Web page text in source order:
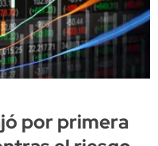
por primera